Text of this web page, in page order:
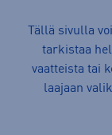
Tällä sivulla
tarkistaa
vaatteista tai
laajaan